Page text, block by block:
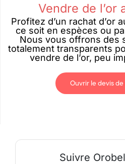
Vendre de l’or
Profitez d’un rachat d’or
ce soit en espèces ou
Nous vous offrons des
totalement transparents
vendre de l’or, peu
Ouvrir le devis
Suivre